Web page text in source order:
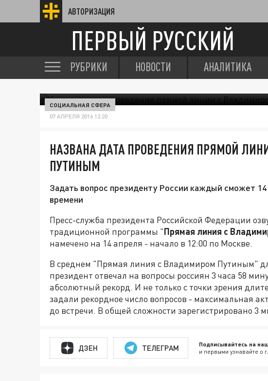
АВТОРИЗАЦИЯ
ПЕРВЫЙ РУССКИЙ
РУБРИКИ НОВОСТИ АНАЛИТИКА
СОЦИАЛЬНАЯ СФЕРА
07 АПРЕЛЯ 2016 12:20
НАЗВАНА ДАТА ПРОВЕДЕНИЯ ПРЯМОЙ
ПУТИНЫМ
Задать вопрос президенту России каждый сможет
времени
Пресс-служба президента Российской Федерации
традиционной программы "Прямая линия с
намечено на 14 апреля - начало в 12:00 по Москве.
В среднем "Прямая линия с Владимиром Путиным"
президент отвечал на вопросы россиян 3 часа 58
абсолютный рекорд. И не только с точки зрения
задали рекордное число вопросов - максимальная
до встречи. В общей сложности зарегистрировано 3
ДЗЕН ТЕЛЕГРАМ Подписывайтесь на
и первыми узнавайте о